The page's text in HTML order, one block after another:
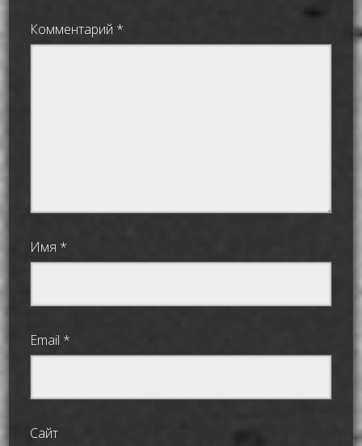
Комментарий *
Имя *
Email *
Сайт